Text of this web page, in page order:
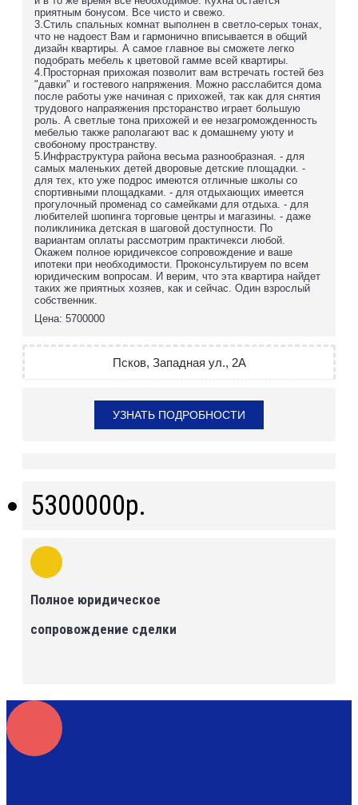
приятным бонусом. Все чисто и свежо.
3.Стиль спальных комнат выполнен в светло-серых тонах,
что не надоест Вам и гармонично вписывается в общий
дизайн квартиры. А самое главное вы сможете легко
подобрать мебель к цветовой гамме всей квартиры.
4.Просторная прихожая позволит вам встречать гостей без
"давки" и гостевого напряжения. Можно расслабится дома
после работы уже начиная с прихожей, так как для снятия
трудового напраяжения прсторанство играет большую
роль. А светлые тона прихожей и ее незагроможденность
мебелью также раполагают вас к домашнему уюту и
свобоному пространству.
5.Инфраструктура района весьма разнообразная. - для
самых маленьких детей дворовые детские площадки. -
для тех, кто уже подрос имеются отличные школы со
спортивными площадками. - для отдыхающих имеется
прогулочный променад со самейками для отдыха. - для
любителей шопинга торговые центры и магазины. - даже
поликлиника детская в шаговой доступности. По
вариантам оплаты рассмотрим практичекси любой.
Окажем полное юридичексое сопровождение и ваше
ипотеки при необходимости. Проконсультируем по всем
юридическим вопросам. И верим, что эта квартира найдет
таких же приятных хозяев, как и сейчас. Один взрослый
собственник.
Цена: 5700000
Псков, Западная ул., 2А
УЗНАТЬ ПОДРОБНОСТИ
5300000р.
Полное юридическое
сопровождение сделки